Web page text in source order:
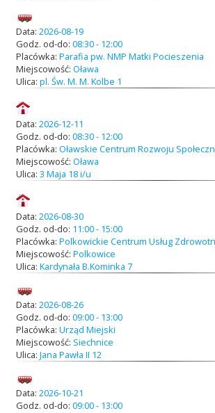
Data: 2026-08-19
Godz. od-do: 08:30 - 12:00
Placówka: Parafia pw. NMP Matki Pocieszenia
Miejscowość: Oława
Ulica: pl. Św. M. M. Kolbe 1
Data: 2026-12-11
Godz. od-do: 08:30 - 12:00
Placówka: Oławskie Centrum Rozwoju
Miejscowość: Oława
Ulica: 3 Maja 18 i/u
Data: 2026-08-30
Godz. od-do: 11:00 - 15:00
Placówka: Polkowickie Centrum Usług
Miejscowość: Polkowice
Ulica: Kardynała B.Kominka 7
Data: 2026-08-26
Godz. od-do: 09:00 - 13:00
Placówka: Urząd Miejski
Miejscowość: Siechnice
Ulica: Jana Pawła II 12
Data: 2026-10-21
Godz. od-do: 09:00 - 13:00